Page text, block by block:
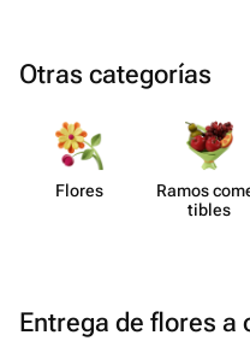
Otras categorías
Flores
Ramos
tibles
Entrega de flores a